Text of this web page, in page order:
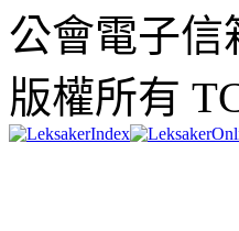
公會電子信
版權所有